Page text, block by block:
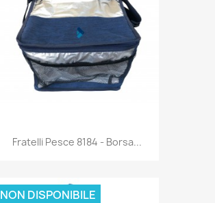
Anteprima
Fratelli Pesce 8184 - Borsa...
NON DISPONIBILE